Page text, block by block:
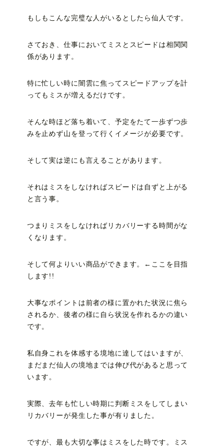
もしもこんな完璧な人がいるとしたら仙人です。
さておき、仕事においてミスとスピードは相関関
係があります。
特に忙しい時に闇雲に焦ってスピードアップを計
ってもミスが増えるだけです。
そんな時ほど落ち着いて、予定をたて一歩ずつ歩
みを止めず山を登って行くイメージが必要です。
そして実は逆にも言えることがあります。
それはミスをしなければスピードは自ずと上がる
と言う事。
つまりミスをしなければリカバリーする時間がな
くなります。
そして何よりいい商品ができます。←ここを目指
します!!
大事なポイントは前者の様に置かれた状況に焦ら
されるか、後者の様に自ら状況を作れるかの違い
です。
私自身これを体感する境地に達してはいますが、
まだまだ仙人の境地までは伸び代があると思って
います。
実際、去年も忙しい時期に判断ミスをしてしまい
リカバリーが発生した事が有りました。
ですが、最も大切な事はミスをした時です。ミス